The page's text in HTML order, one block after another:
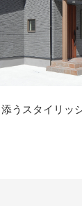
うスタイリッ